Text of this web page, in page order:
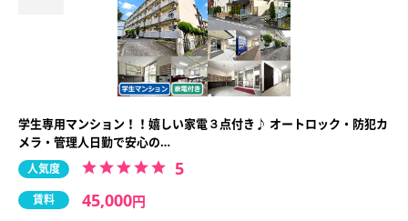
学生専用マンション！！嬉しい家電３点付き♪ オートロック・防犯カ
メラ・管理人日勤で安心の…
人気度 5
賃料 45,000円